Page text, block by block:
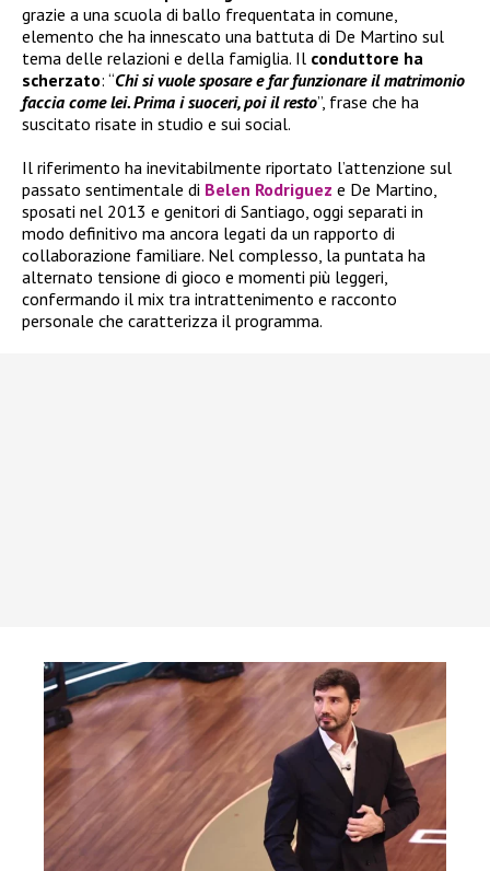
grazie a una scuola di ballo frequentata in comune,
elemento che ha innescato una battuta di De Martino sul
tema delle relazioni e della famiglia. Il conduttore ha
scherzato: “Chi si vuole sposare e far funzionare il matrimonio
faccia come lei. Prima i suoceri, poi il resto”, frase che ha
suscitato risate in studio e sui social.
Il riferimento ha inevitabilmente riportato l’attenzione sul
passato sentimentale di Belen Rodriguez e De Martino,
sposati nel 2013 e genitori di Santiago, oggi separati in
modo definitivo ma ancora legati da un rapporto di
collaborazione familiare. Nel complesso, la puntata ha
alternato tensione di gioco e momenti più leggeri,
confermando il mix tra intrattenimento e racconto
personale che caratterizza il programma.